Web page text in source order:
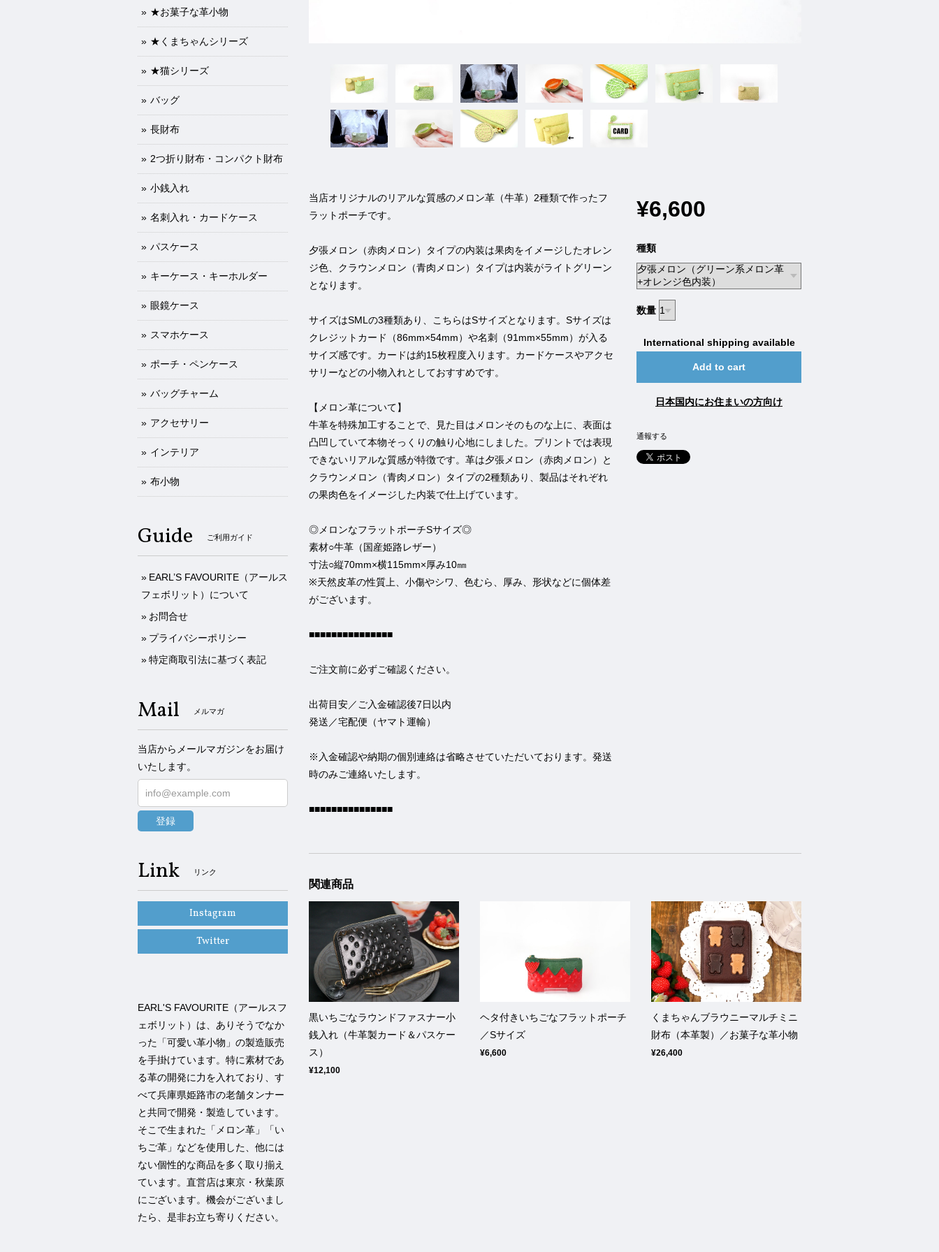
当店オリジナルのリアルな質感のメロン革（牛革）2種類で作ったフ
ラットポーチです。
夕張メロン（赤肉メロン）タイプの内装は果肉をイメージしたオレン
ジ色、クラウンメロン（青肉メロン）タイプは内装がライトグリーン
となります。
サイズはSMLの3種類あり、こちらはSサイズとなります。Sサイズは
クレジットカード（86mm×54mm）や名刺（91mm×55mm）が入る
サイズ感です。カードは約15枚程度入ります。カードケースやアクセ
サリーなどの小物入れとしておすすめです。
【メロン革について】
牛革を特殊加工することで、見た目はメロンそのものな上に、表面は
凸凹していて本物そっくりの触り心地にしました。プリントでは表現
できないリアルな質感が特徴です。革は夕張メロン（赤肉メロン）と
クラウンメロン（青肉メロン）タイプの2種類あり、製品はそれぞれ
の果肉色をイメージした内装で仕上げています。
◎メロンなフラットポーチSサイズ◎
素材○牛革（国産姫路レザー）
寸法○縦70mm×横115mm×厚み10㎜
※天然皮革の性質上、小傷やシワ、色むら、厚み、形状などに個体差
がございます。
■■■■■■■■■■■■■■■
ご注文前に必ずご確認ください。
出荷目安／ご入金確認後7日以内
発送／宅配便（ヤマト運輸）
※入金確認や納期の個別連絡は省略させていただいております。発送
時のみご連絡いたします。
■■■■■■■■■■■■■■■
¥6,600
種類
数量
International shipping available
Add to cart
日本国内にお住まいの方向け
通報する
関連商品
黒いちごなラウンドファスナー小
銭入れ（牛革製カード＆パスケー
ス）
¥12,100
ヘタ付きいちごなフラットポーチ
／Sサイズ
¥6,600
くまちゃんブラウニーマルチミニ
財布（本革製）／お菓子な革小物
¥26,400
★お菓子な革小物
★くまちゃんシリーズ
★猫シリーズ
バッグ
長財布
2つ折り財布・コンパクト財布
小銭入れ
名刺入れ・カードケース
パスケース
キーケース・キーホルダー
眼鏡ケース
スマホケース
ポーチ・ペンケース
バッグチャーム
アクセサリー
インテリア
布小物
Guide ご利用ガイド
EARL’S FAVOURITE（アールス
フェボリット）について
お問合せ
プライバシーポリシー
特定商取引法に基づく表記
Mail メルマガ
当店からメールマガジンをお届け
いたします。
登録
Link リンク
Instagram
Twitter
EARL'S FAVOURITE（アールスフ
ェボリット）は、ありそうでなか
った「可愛い革小物」の製造販売
を手掛けています。特に素材であ
る革の開発に力を入れており、す
べて兵庫県姫路市の老舗タンナー
と共同で開発・製造しています。
そこで生まれた「メロン革」「い
ちご革」などを使用した、他には
ない個性的な商品を多く取り揃え
ています。直営店は東京・秋葉原
にございます。機会がございまし
たら、是非お立ち寄りください。